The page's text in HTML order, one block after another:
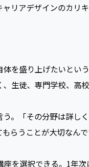
に耳を傾けながら、「
を盛り上げたいとい
生徒、専門学校、高
。「その分野は詳し
らうことが大切なんで